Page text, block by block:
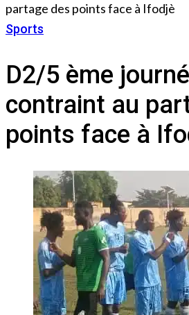
partage des points face à Ifodjè
Sports
D2/5 ème
contraint au
points face à